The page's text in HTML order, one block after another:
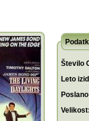
Število
Leto